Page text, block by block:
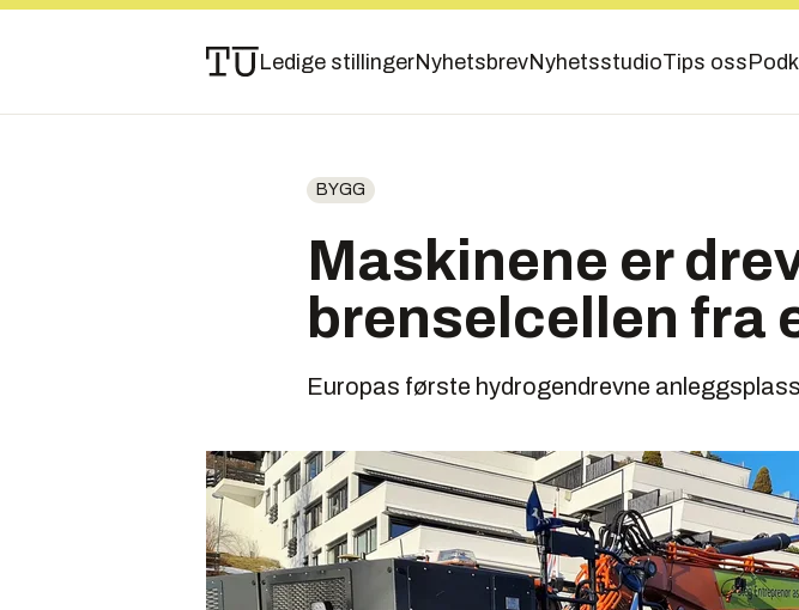
Ledige stillingerNyhetsbrevNyhetsstudioTips oss
BYGG
Maskinene er
brenselcellen fra
Europas første hydrogendrevne